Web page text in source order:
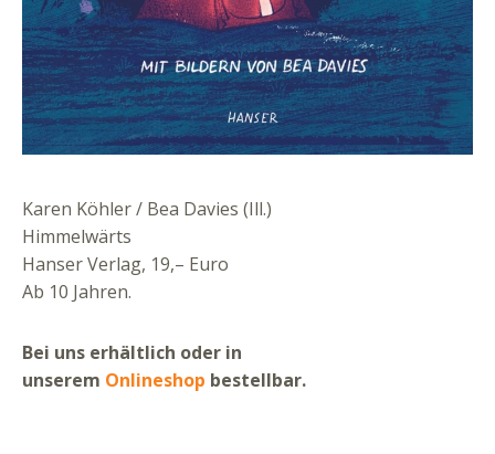
Karen Köhler / Bea Davies (Ill.)
Himmelwärts
Hanser Verlag, 19,– Euro
Ab 10 Jahren.
Bei uns erhältlich oder in
unserem Onlineshop bestellbar.